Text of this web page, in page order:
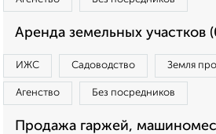
Аренда земельных участков
ИЖС Садоводство Земля
Агенство Без посредников
Продажа гаржей,